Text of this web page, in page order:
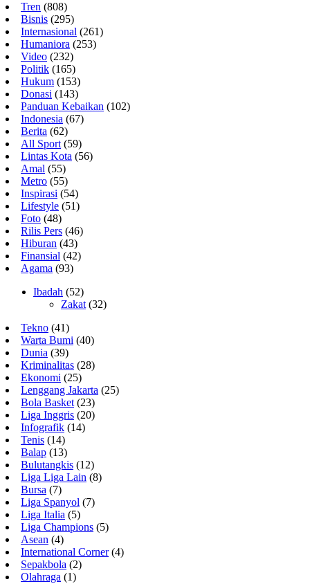
Tren (808)
Bisnis (295)
Internasional (261)
Humaniora (253)
Video (232)
Politik (165)
Hukum (153)
Donasi (143)
Panduan Kebaikan (102)
Indonesia (67)
Berita (62)
All Sport (59)
Lintas Kota (56)
Amal (55)
Metro (55)
Inspirasi (54)
Lifestyle (51)
Foto (48)
Rilis Pers (46)
Hiburan (43)
Finansial (42)
Agama (93)
Ibadah (52)
Zakat (32)
Tekno (41)
Warta Bumi (40)
Dunia (39)
Kriminalitas (28)
Ekonomi (25)
Lenggang Jakarta (25)
Bola Basket (23)
Liga Inggris (20)
Infografik (14)
Tenis (14)
Balap (13)
Bulutangkis (12)
Liga Liga Lain (8)
Bursa (7)
Liga Spanyol (7)
Liga Italia (5)
Liga Champions (5)
Asean (4)
International Corner(4)
Sepakbola (2)
Olahraga (1)